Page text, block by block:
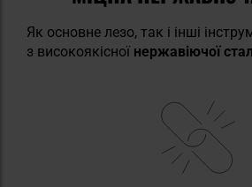
Як основне лезо, так і інші
з високоякісної нержавіючої